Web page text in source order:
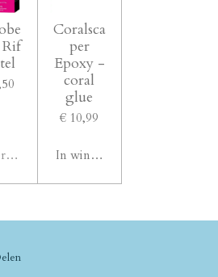
Coralsca
per
Epoxy -
coral
glue
€ 10,99
In winkelwagen